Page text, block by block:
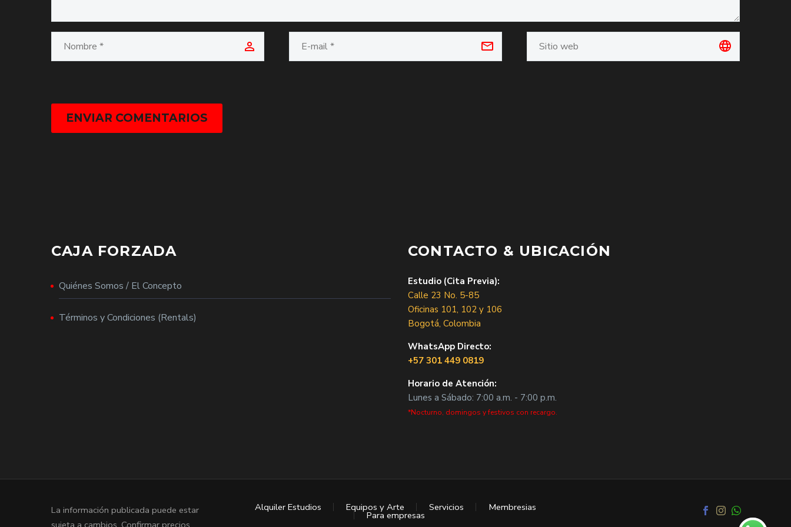
ENVIAR COMENTARIOS
CAJA FORZADA
Quiénes Somos / El Concepto
Términos y Condiciones (Rentals)
CONTACTO & UBICACIÓN
Estudio (Cita Previa):
Calle 23 No. 5-85
Oficinas 101, 102 y 106
Bogotá, Colombia
WhatsApp Directo:
+57 301 449 0819
Horario de Atención:
Lunes a Sábado: 7:00 a.m. - 7:00 p.m.
*Nocturno, domingos y festivos con recargo.
Alquiler Estudios Equipos y Arte Servicios Membresias
Para empresas
La información publicada puede estar
sujeta a cambios. Confirmar precios,